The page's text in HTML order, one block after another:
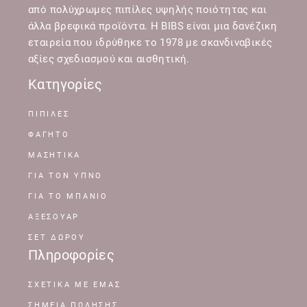
από πολύχρωμες πιπίλες υψηλής ποιότητας και
άλλα βρεφικά προϊόντα. Η BIBS είναι μια δανέζικη
εταιρεία που ιδρύθηκε το 1978 με σκανδιναβικές
αξίες σχεδιασμού και αισθητική.
Κατηγορίες
ΠΙΠΙΛΕΣ
ΦΑΓΗΤΟ
ΜΑΣΗΤΙΚΑ
ΓΙΑ ΤΟΝ ΥΠΝΟ
ΓΙΑ ΤΟ ΜΠΑΝΙΟ
ΑΞΕΣΟΥΑΡ
ΣΕΤ ΔΩΡΟΥ
Πληροφορίες
ΣΧΕΤΙΚΆ ΜΕ ΕΜΆΣ